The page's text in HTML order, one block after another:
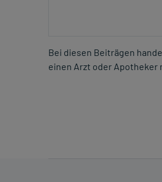
Bei diesen Beiträgen
einen Arzt oder Apotheker